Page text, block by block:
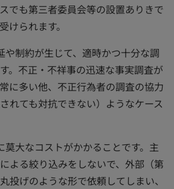
でも第三者委員会等の設置ありきで
けられます。
や制約が生じて、適時かつ十分な調
。不正・不祥事の迅速な事実調査が
に多い他、不正行為者の調査の協力
れても対抗できない）ようなケース
莫大なコストがかかることです。主
よる絞り込みをしないで、外部（第
投げのような形で依頼してしまい、